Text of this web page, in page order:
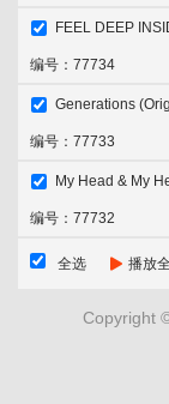
添加喜欢
FEEL DEEP
编号：77734
添加喜欢
Generations
编号：77733
添加喜欢
My Head & My
编号：77732
添加喜欢
全选 播放
Copyright